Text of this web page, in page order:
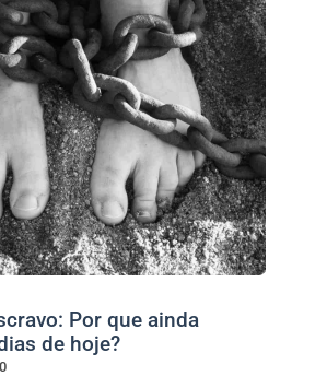
Por que ainda
de hoje?